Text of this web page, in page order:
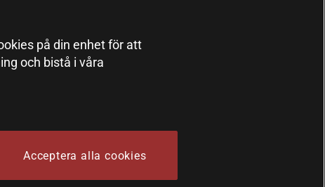
på din enhet för att
och bistå i våra
Acceptera alla cookies